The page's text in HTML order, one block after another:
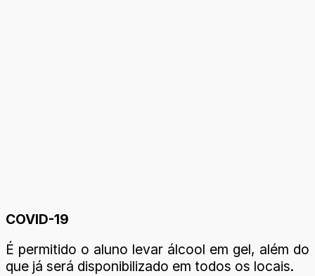
COVID-19
É permitido o aluno levar álcool em gel, além do
que já será disponibilizado em todos os locais.